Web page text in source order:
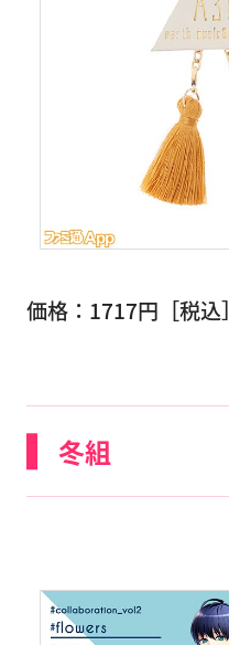
価格：1717円［税込］
冬組